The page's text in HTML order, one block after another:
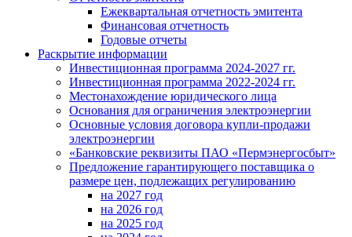
Ежеквартальная отчетность эмитента
Финансовая отчетность
Годовые отчеты
Раскрытие информации
Инвестиционная программа 2024-2027 гг.
Инвестиционная программа 2022-2024 гг.
Местонахождение юридического лица
Основания для ограничения электроэнергии
Основные условия договора купли-продажи
электроэнергии
«Банковские реквизиты ПАО «Пермэнергосбыт»
Предложение гарантирующего поставщика о
размере цен, подлежащих регулированию
на 2027 год
на 2026 год
на 2025 год